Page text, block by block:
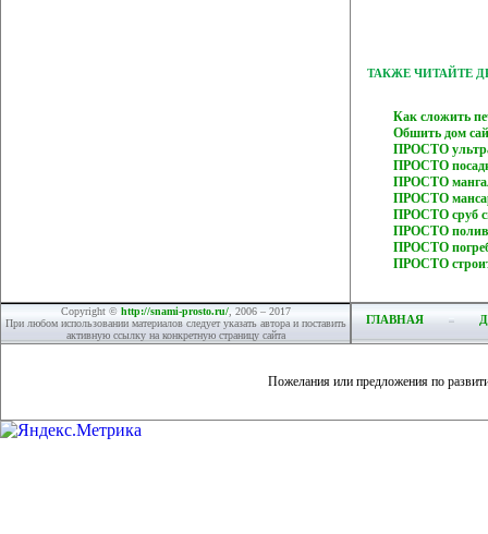
ТАКЖЕ ЧИТАЙТЕ
Как сложить
Обшить дом
ПРОСТО
ПРОСТО
ПРОСТО
ПРОСТО
ПРОСТО сруб
ПРОСТО полив
ПРОСТО
ПРОСТО
Copyright © http://snami-prosto.ru/, 2006 – 2017
При любом использовании материалов следует указать автора и поставить
активную ссылку на конкретную страницу сайта
ГЛАВНАЯ
Пожелания или предложения по